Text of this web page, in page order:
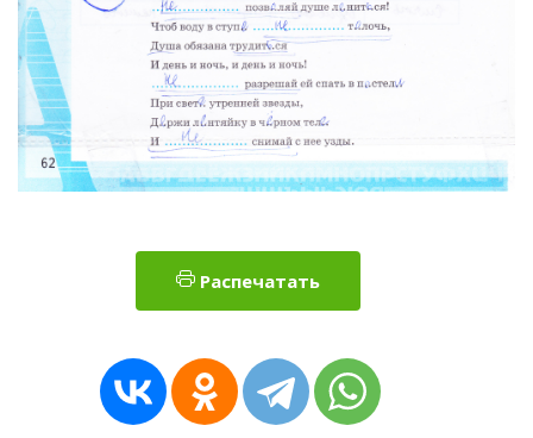
Распечатать